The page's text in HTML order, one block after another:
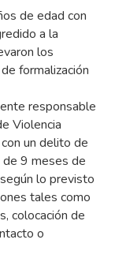
de edad con
a la
los
formalización
responsable
Violencia
un delito de
9 meses de
lo previsto
tales como
colocación de
o